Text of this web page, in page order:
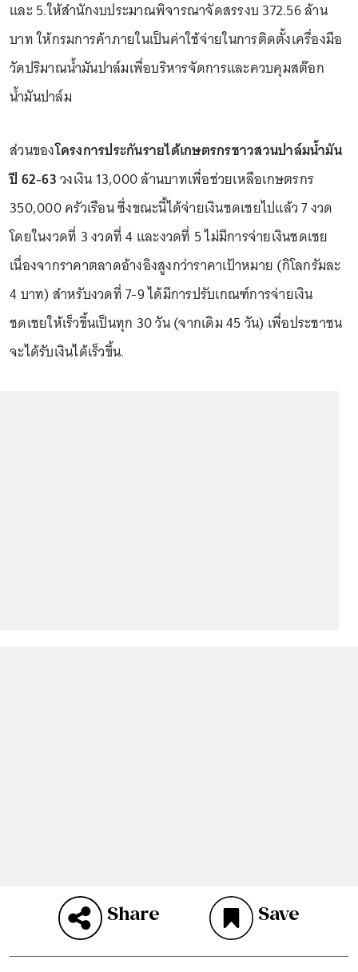
และ 5.ให้สำนักงบประมาณพิจารณาจัดสรรงบ 372.56 ล้าน
บาท ให้กรมการค้าภายในเป็นค่าใช้จ่ายในการติดตั้งเครื่องมือ
วัดปริมาณน้ำมันปาล์มเพื่อบริหารจัดการและควบคุมสต๊อก
น้ำมันปาล์ม
ส่วนของโครงการประกันรายได้เกษตรกรชาวสวนปาล์มน้ำมัน
ปี 62-63วงเงิน 13,000 ล้านบาทเพื่อช่วยเหลือเกษตรกร
350,000 ครัวเรือน ซึ่งขณะนี้ได้จ่ายเงินชดเชยไปแล้ว 7 งวด
โดยในงวดที่ 3 งวดที่ 4 และงวดที่ 5 ไม่มีการจ่ายเงินชดเชย
เนื่องจากราคาตลาดอ้างอิงสูงกว่าราคาเป้าหมาย (กิโลกรัมละ
4 บาท) สำหรับงวดที่ 7-9 ได้มีการปรับเกณฑ์การจ่ายเงิน
ชดเชยให้เร็วขึ้นเป็นทุก 30 วัน (จากเดิม 45 วัน) เพื่อประชาชน
จะได้รับเงินได้เร็วขึ้น.
Share Save